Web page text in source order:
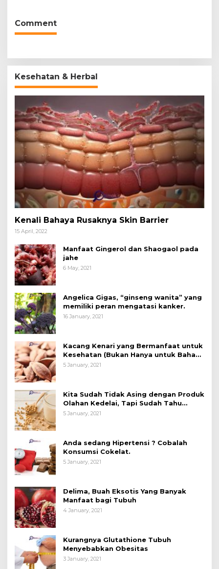
Comment
Kesehatan & Herbal
Kenali Bahaya Rusaknya Skin Barrier
15 April, 2022
Manfaat Gingerol dan Shaogaol pada
jahe
6 May, 2021
Angelica Gigas, “ginseng wanita” yang
memiliki peran mengatasi kanker.
16 January, 2021
Kacang Kenari yang Bermanfaat untuk
Kesehatan (Bukan Hanya untuk Bahan
Kue)
5 January, 2021
Kita Sudah Tidak Asing dengan Produk
Olahan Kedelai, Tapi Sudah Tahu
Manfaatnya untuk Kesehatan?
5 January, 2021
Anda sedang Hipertensi ? Cobalah
Konsumsi Cokelat.
5 January, 2021
Delima, Buah Eksotis Yang Banyak
Manfaat bagi Tubuh
4 January, 2021
Kurangnya Glutathione Tubuh
Menyebabkan Obesitas
3 January, 2021